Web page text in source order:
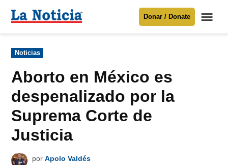
Para mantenerte informado necesitamos
Donar
contenido
Noticia
Donar / Donate
Publicado
en
Noticias
Aborto en México es
despenalizado por la
Suprema Corte de
Justicia
por Apolo Valdés